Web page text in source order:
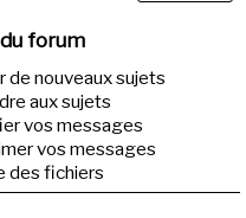
forum
de nouveaux sujets
aux sujets
vos messages
vos messages
des fichiers